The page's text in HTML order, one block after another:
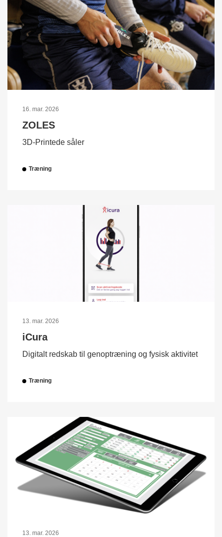
16. mar. 2026
ZOLES
3D-Printede såler
Træning
13. mar. 2026
iCura
Digitalt redskab til genoptræning og fysisk aktivitet
Træning
13. mar. 2026